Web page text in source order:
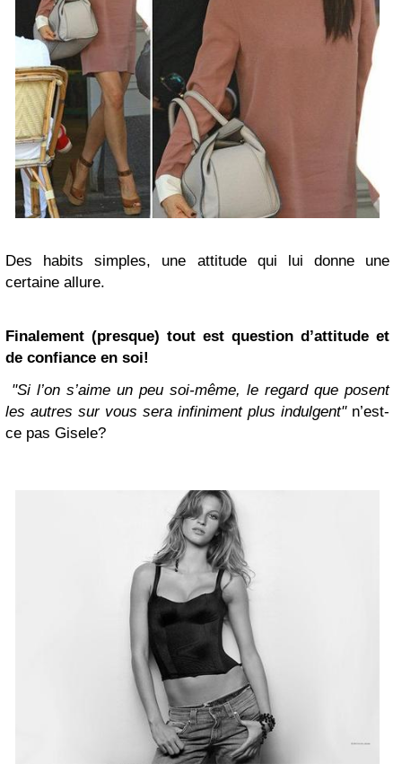
Des habits simples, une attitude qui lui donne une
certaine allure.
Finalement (presque) tout est question d’attitude et
de confiance en soi!
"Si l’on s’aime un peu soi-même, le regard que posent
les autres sur vous sera infiniment plus indulgent"n’est-
ce pas Gisele?